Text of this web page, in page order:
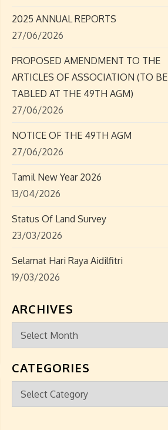
2025 ANNUAL REPORTS
27/06/2026
PROPOSED AMENDMENT TO THE
ARTICLES OF ASSOCIATION (TO BE
TABLED AT THE 49TH AGM)
27/06/2026
NOTICE OF THE 49TH AGM
27/06/2026
Tamil New Year 2026
13/04/2026
Status Of Land Survey
23/03/2026
Selamat Hari Raya Aidilfitri
19/03/2026
ARCHIVES
Archives
CATEGORIES
Categories